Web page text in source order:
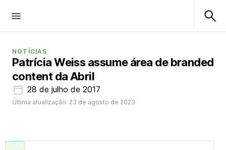
NOTÍCIAS
Patrícia Weiss assume área de branded
content da Abril
28 de julho de 2017
Última atualização: 23 de agosto de 2023